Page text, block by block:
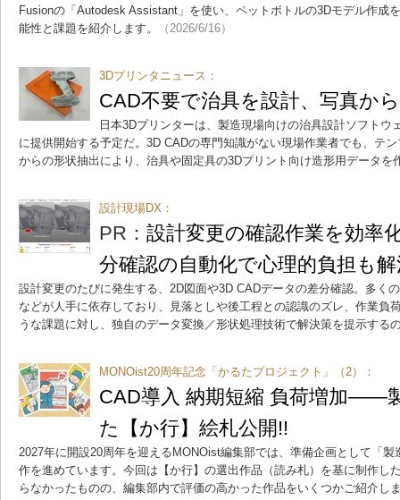
Fusionの「Autodesk Assistant」を使い、ペットボトルの3Dモデル作成
能性と課題を紹介します。
（2026/6/16）
3Dプリンタニュース：
CAD不要で治具を設計、写真か
日本3Dプリンターは、製造現場向けの治具設計ソフトウ
に提供開始する予定だ。3D CADの専門知識がない現場作業者でも、テ
からの形状抽出により、治具や固定具の3Dプリント向け造形用データを
設計現場DX：
PR： 設計変更の確認作業を効
分確認の自動化で心理的負担も
設計変更のたびに発生する、2D図面や3D CADデータの差分確認。多く
などが人手に依存しており、見落としや後工程との認識のズレ、作業負
うな課題に対し、独自のデータ変換／形状処理技術で解決策を提示する
MONOist20周年記念「かるたプロジェクト」（2）：
CAD導入 納期短縮 負荷増加――
た【か行】絵札公開!!
2027年に開設20周年を迎えるMONOist編集部では、準備企画として「製
作を進めています。今回は【か行】の選出作品（読み札）を基に制作し
らなかったものの、編集部内で評価の高かった作品をいくつかご紹介し